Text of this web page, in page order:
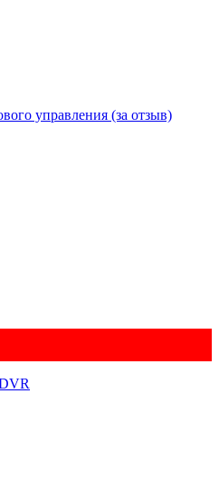
управления (за отзыв)